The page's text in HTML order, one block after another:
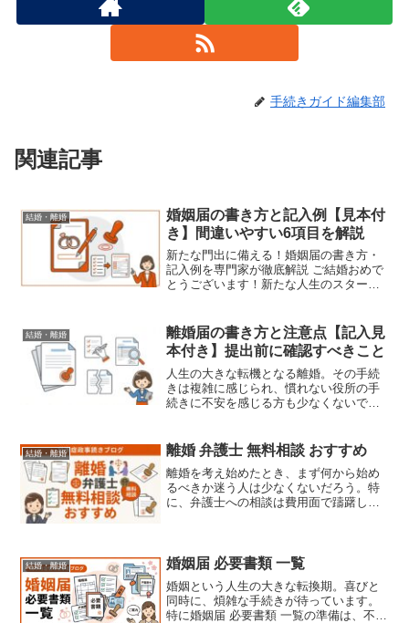
手続きガイド編集部
関連記事
結婚・離婚
婚姻届の書き方と記入例【見本付
き】間違いやすい6項目を解説
新たな門出に備える！婚姻届の書き方・
記入例を専門家が徹底解説 ご結婚おめで
とうございます！新たな人生のスタート
続きは、期待に胸を膨らませる一方で、
「どこに何を書けばいいの？」「どんな
書類が必要？」と、初めてのことで不安
を感じる方も少なく…
結婚・離婚
離婚届の書き方と注意点【記入見
本付き】提出前に確認すべきこと
人生の大きな転機となる離婚。その手続
きは複雑に感じられ、慣れない役所の手
続きに不安を感じる方も少なくないでし
筆者も実際に手続きに立ち会った経験か
ら、一つひとつの記入事項に細心の注意
が必要だと痛感しています。この記事で
は、行政手続きの…
結婚・離婚 離婚 弁護士 無料相談 おすすめ
離婚を考え始めたとき、まず何から始め
るべきか迷う人は少なくないだろう。特
に、弁護士への相談は費用面で躊躇して
談先を見つけるための情報を提供する。
比較一覧表 方法 場所 費用 所要時間 メリ
ット デメ…
結婚・離婚 婚姻届 必要書類 一覧
婚姻という人生の大きな転換期。喜びと
同時に、煩雑な手続きが待っています。
特に婚姻届 必要書類 一覧の準備は、不備